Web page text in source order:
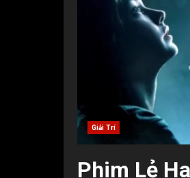
Giải Trí
Phim Lẻ